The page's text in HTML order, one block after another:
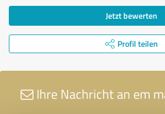
Jetzt bewerten
Profil teilen
Ihre Nachricht an em